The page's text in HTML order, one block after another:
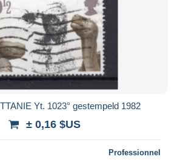
Yt. 1023° gestempeld 1982
± 0,16 $US
Professionnel